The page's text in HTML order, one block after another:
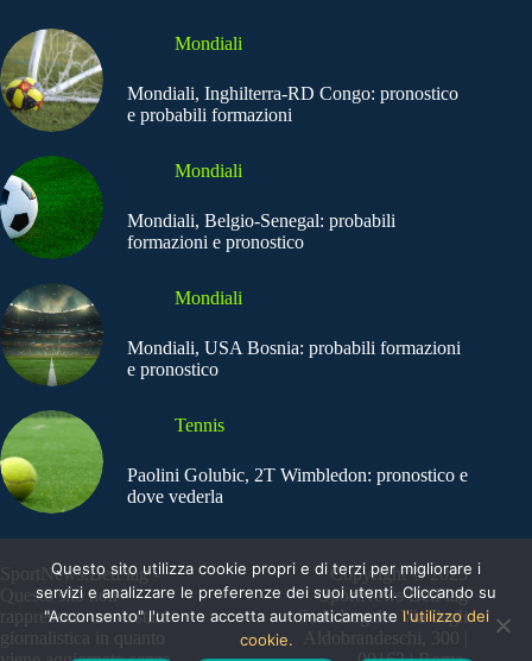
Mondiali
Mondiali, Inghilterra-RD Congo: pronostico
e probabili formazioni
Mondiali
Mondiali, Belgio-Senegal: probabili
formazioni e pronostico
Mondiali
Mondiali, USA Bosnia: probabili formazioni
e pronostico
Tennis
Paolini Golubic, 2T Wimbledon: pronostico e
dove vederla
SportNews.BetFlag -
Questo sito non
rappresenta una testata
giornalistica in quanto
Copyright © 2025
SportNews BetFlag
Sede Legale: Via degli
Aldobrandeschi, 300 |
Questo sito utilizza cookie propri e di terzi per migliorare i
servizi e analizzare le preferenze dei suoi utenti. Cliccando su
"Acconsento" l'utente accetta automaticamente l'utilizzo dei
cookie.